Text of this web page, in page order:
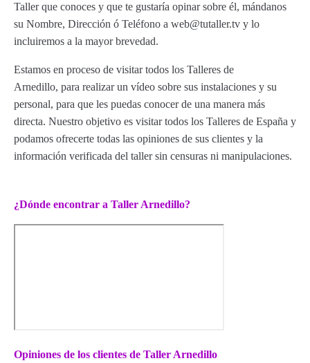
Taller que conoces y que te gustaría opinar sobre él, mándanos
su Nombre, Dirección ó Teléfono a web@tutaller.tv y lo
incluiremos a la mayor brevedad.
Estamos en proceso de visitar todos los Talleres de
Arnedillo, para realizar un vídeo sobre sus instalaciones y su
personal, para que les puedas conocer de una manera más
directa. Nuestro objetivo es visitar todos los Talleres de España y
podamos ofrecerte todas las opiniones de sus clientes y la
información verificada del taller sin censuras ni manipulaciones.
¿Dónde encontrar a Taller Arnedillo?
Opiniones de los clientes de Taller Arnedillo